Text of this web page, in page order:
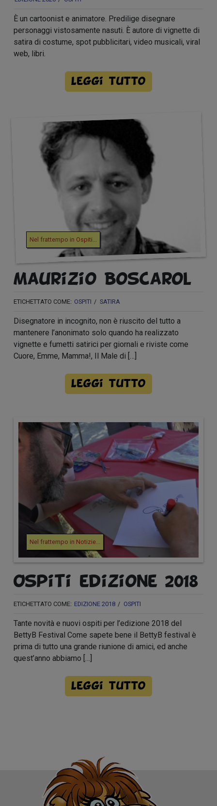
È un cartoonist e animatore. Predilige disegnare
personaggi vistosamente nasuti. È autore di vignette di
satira di costume, spot pubblicitari, video musicali, viral
web, libri.
Leggi tutto
Nel frattempo in Ospiti...
Maurizio Boscarol
ETICHETTATO COME: OSPITI SATIRA
Disegnatore in incognito, non è riuscito del tutto a
mantenere l’anonimato solo quando ha realizzato
vignette e fumetti satirici per giornali e riviste come
Cuore, Emme, Mamma!, Il Male di […]
Leggi tutto
Nel frattempo in Notizie...
Ospiti edizione 2018
ETICHETTATO COME: EDIZIONE 2018 OSPITI
Tante novità e nuovi ospiti per l’edizione 2018 del
BettyB Festival Come sapete bene il BettyB festival è
prima di tutto una grande riunione di amici, ed anche
quest’anno abbiamo […]
Leggi tutto